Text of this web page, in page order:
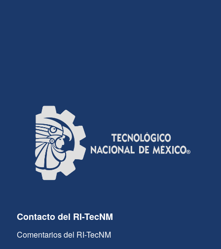
Contacto del RI-TecNM
Comentarios del RI-TecNM